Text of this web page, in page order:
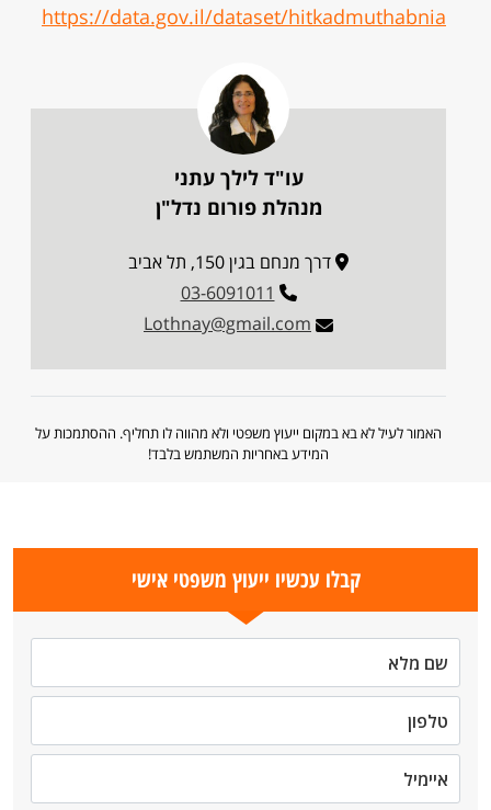
https://data.gov.il/dataset/hitkadmuthabnia
עו"ד לילך עתני
מנהלת פורום נדל"ן
דרך מנחם בגין 150, תל אביב
03-6091011
Lothnay@gmail.com
האמור לעיל לא בא במקום ייעוץ משפטי ולא מהווה לו תחליף. ההסתמכות על
המידע באחריות המשתמש בלבד!
קבלו עכשיו ייעוץ משפטי אישי